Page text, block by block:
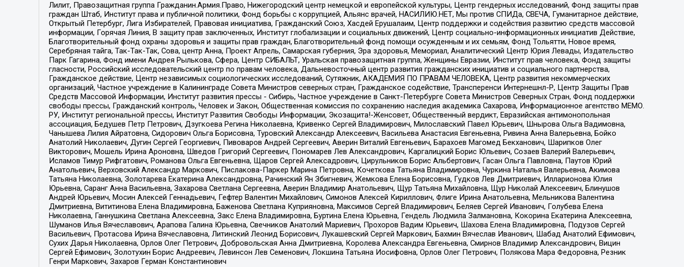
Лилит, Правозащитная группа Гражданин.Армия.Право, Нижегородский центр немецкой и европейской культуры, Центр гендерных исследований, Фонд защиты прав
граждан Штаб, Институт права и публичной политики, Фонд борьбы с коррупцией, Альянс врачей, НАСИЛИЮ.НЕТ, Мы против СПИДа, СВЕЧА, Гуманитарное действие,
Открытый Петербург, Лига Избирателей, Правовая инициатива, Гражданский Союз, Хасдей Ерушалаим, Центр поддержки и содействия развитию средств массовой
информации, Горячая Линия, В защиту прав заключенных, Институт глобализации и социальных движений, Центр социально-информационных инициатив Действие,
Благотворительный фонд охраны здоровья и защиты прав граждан, Благотворительный фонд помощи осужденным и их семьям, Фонд Тольятти, Новое время,
Серебряная тайга, Так-Так-Так, Сова, центр Анна, Проект Апрель, Самарская губерния, Эра здоровья, Мемориал, Аналитический Центр Юрия Левады, Издательство
Парк Гагарина, Фонд имени Андрея Рылькова, Сфера, Центр СИБАЛЬТ, Уральская правозащитная группа, Женщины Евразии, Институт прав человека, Фонд защиты
гласности, Российский исследовательский центр по правам человека, Дальневосточный центр развития гражданских инициатив и социального партнерства,
Гражданское действие, Центр независимых социологических исследований, Сутяжник, АКАДЕМИЯ ПО ПРАВАМ ЧЕЛОВЕКА, Центр развития некоммерческих
организаций, Частное учреждение в Калининграде Совета Министров северных стран, Гражданское содействие, Трансперенси Интернешнл-Р, Центр Защиты Прав
Средств Массовой Информации, Институт развития прессы - Сибирь, Частное учреждение в Санкт-Петербурге Совета Министров Северных Стран, Фонд поддержки
свободы прессы, Гражданский контроль, Человек и Закон, Общественная комиссия по сохранению наследия академика Сахарова, Информационное агентство МЕМО.
РУ, Институт региональной прессы, Институт Развития Свободы Информации, Экозащита!-Женсовет, Общественный вердикт, Евразийская антимонопольная
ассоциация, Бедушев Петр Петрович, Дзугкоева Регина Николаевна, Кривенко Сергей Владимирович, Милославский Павел Юрьевич, Шнырова Ольга Вадимовна,
Чанышева Лилия Айратовна, Сидорович Ольга Борисовна, Туровский Александр Алексеевич, Васильева Анастасия Евгеньевна, Ривина Анна Валерьевна, Бойко
Анатолий Николаевич, Дугин Сергей Георгиевич, Пивоваров Андрей Сергеевич, Аверин Виталий Евгеньевич, Барахоев Магомед Бекханович, Шарипков Олег
Викторович, Мошель Ирина Ароновна, Шведов Григорий Сергеевич, Пономарев Лев Александрович, Каргалицкий Борис Юльевич, Созаев Валерий Валерьевич,
Исламов Тимур Рифгатович, Романова Ольга Евгеньевна, Щаров Сергей Алексадрович, Цирульников Борис Альбертович, Гасан Ольга Павловна, Паутов Юрий
Анатольевич, Верховский Александр Маркович, Пислакова-Паркер Марина Петровна, Кочеткова Татьяна Владимировна, Чуркина Наталья Валерьевна, Акимова
Татьяна Николаевна, Золотарева Екатерина Александровна, Рачинский Ян Збигневич, Жемкова Елена Борисовна, Гудков Лев Дмитриевич, Илларионова Юлия
Юрьевна, Саранг Анна Васильевна, Захарова Светлана Сергеевна, Аверин Владимир Анатольевич, Щур Татьяна Михайловна, Щур Николай Алексеевич, Блинушов
Андрей Юрьевич, Мосин Алексей Геннадьевич, Гефтер Валентин Михайлович, Симонов Алексей Кириллович, Флиге Ирина Анатольевна, Мельникова Валентина
Дмитриевна, Вититинова Елена Владимировна, Баженова Светлана Куприяновна, Максимов Сергей Владимирович, Беляев Сергей Иванович, Голубева Елена
Николаевна, Ганнушкина Светлана Алексеевна, Закс Елена Владимировна, Буртина Елена Юрьевна, Гендель Людмила Залмановна, Кокорина Екатерина Алексеевна,
Шуманов Илья Вячеславович, Арапова Галина Юрьевна, Свечников Анатолий Мариевич, Прохоров Вадим Юрьевич, Шахова Елена Владимировна, Подузов Сергей
Васильевич, Протасова Ирина Вячеславовна, Литинский Леонид Борисович, Лукашевский Сергей Маркович, Бахмин Вячеслав Иванович, Шабад Анатолий Ефимович,
Сухих Дарья Николаевна, Орлов Олег Петрович, Добровольская Анна Дмитриевна, Королева Александра Евгеньевна, Смирнов Владимир Александрович, Вицин
Сергей Ефимович, Золотухин Борис Андреевич, Левинсон Лев Семенович, Локшина Татьяна Иосифовна, Орлов Олег Петрович, Полякова Мара Федоровна, Резник
Генри Маркович, Захаров Герман Константинович